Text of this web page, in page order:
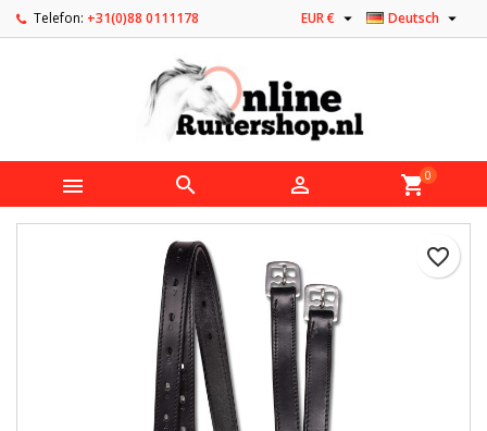
Telefon: +31(0)88 0111178 Deutsch 
EUR € 
   shopping_cart0
favorite_border